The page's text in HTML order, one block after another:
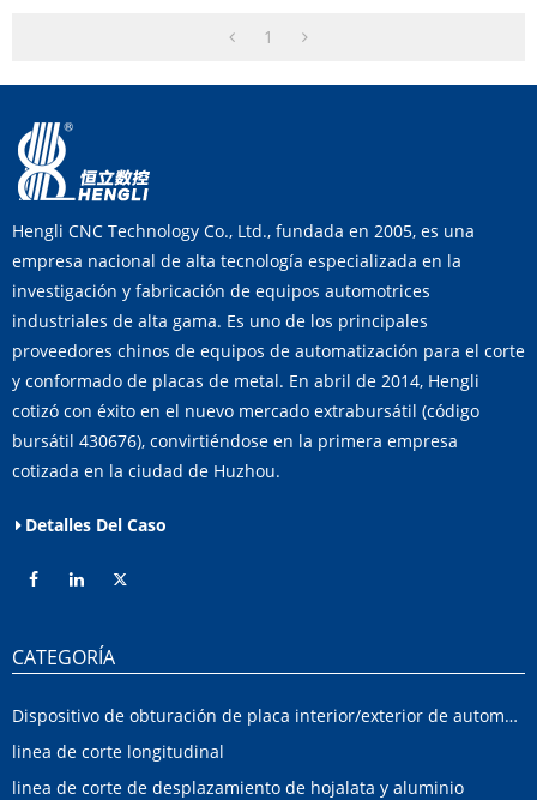
1
Hengli CNC Technology Co., Ltd., fundada en 2005, es una
empresa nacional de alta tecnología especializada en la
investigación y fabricación de equipos automotrices
industriales de alta gama. Es uno de los principales
proveedores chinos de equipos de automatización para el corte
y conformado de placas de metal. En abril de 2014, Hengli
cotizó con éxito en el nuevo mercado extrabursátil (código
bursátil 430676), convirtiéndose en la primera empresa
cotizada en la ciudad de Huzhou.
Detalles Del Caso
CATEGORÍA
Dispositivo de obturación de placa interior/exterior de automóvil
linea de corte longitudinal
linea de corte de desplazamiento de hojalata y aluminio